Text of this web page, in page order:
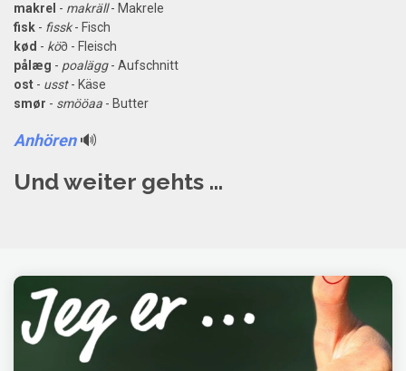
makrel - makräll- Makrele
fisk - fissk- Fisch
kød - kö∂ - Fleisch
pålæg - poalägg- Aufschnitt
ost - usst- Käse
smør - smööaa - Butter
Anhören🔊
Und weiter gehts ...